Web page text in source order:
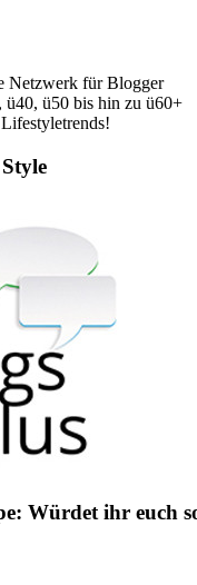
Netzwerk für Blogger
ü40, ü50 bis hin zu ü60+
Würdet ihr euch